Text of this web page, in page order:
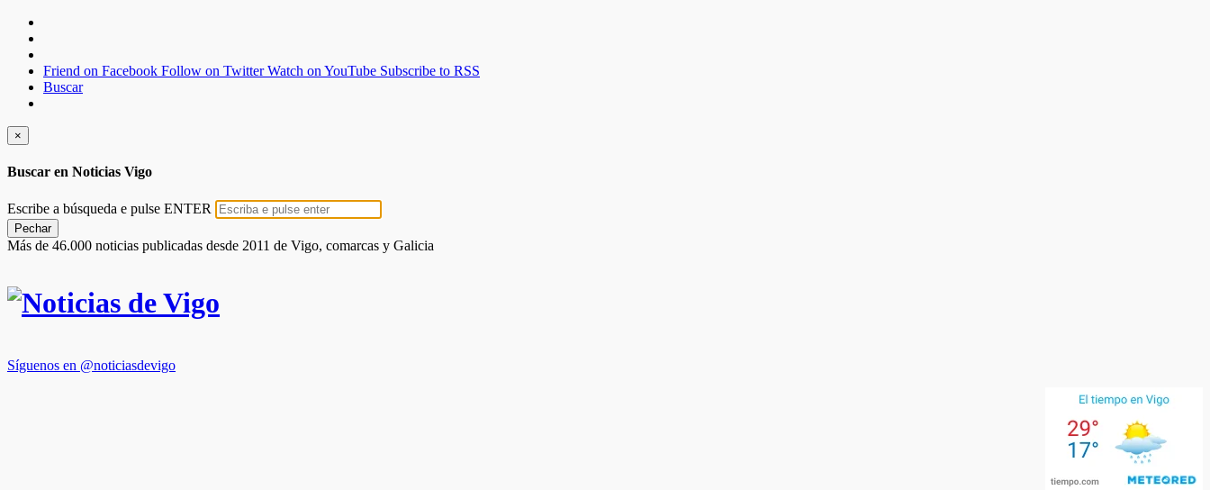
Friend on Facebook Follow on Twitter Watch on YouTube Subscribe to RSS
Buscar
×
Buscar en Noticias Vigo
Escribe a búsqueda e pulse ENTER
Pechar
Más de 46.000 noticias publicadas desde 2011 de Vigo, comarcas y Galicia
Síguenos en @noticiasdevigo